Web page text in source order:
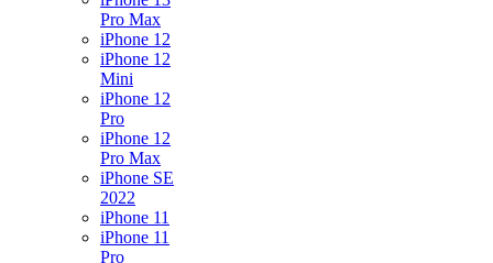
Pro Max
iPhone 12
iPhone 12
Mini
iPhone 12
Pro
iPhone 12
Pro Max
iPhone SE
2022
iPhone 11
iPhone 11
Pro